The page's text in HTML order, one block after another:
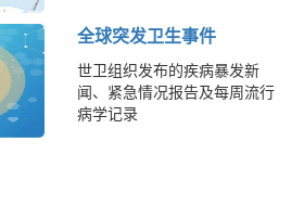
全球突发卫生事件
世卫组织发布的疾病暴发新
闻、紧急情况报告及每周流行
病学记录